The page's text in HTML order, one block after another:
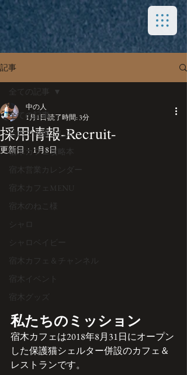
記事
全ての記事
店内での過ごし方
宿木カフェ攻略本
宿木営業カレンダー
宿木カフェMENU
宿木のねこ様
シャロ
シャロベイビー
宿木カフェ＆チャンネル
宿木イベント
宿木グッズ
全ての記事
採用情報-Recruit-
中の人
1月1日 読了時間: 3分
更新日： 1月8日
私たちのミッション
​宿木カフェは2018年8月31日にオープン
した保護猫シェルター併設のカフェ＆
レストランです。